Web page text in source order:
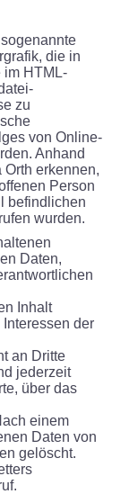
die in
im HTML-
zu
von Online-
Anhand
erkennen,
Person
befindlichen
wurden.
Daten,
Inhalt
der
an Dritte
jederzeit
über das
einem
Daten von
gelöscht.